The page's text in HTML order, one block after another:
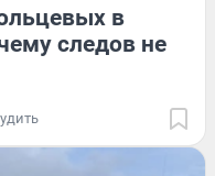
в
следов не